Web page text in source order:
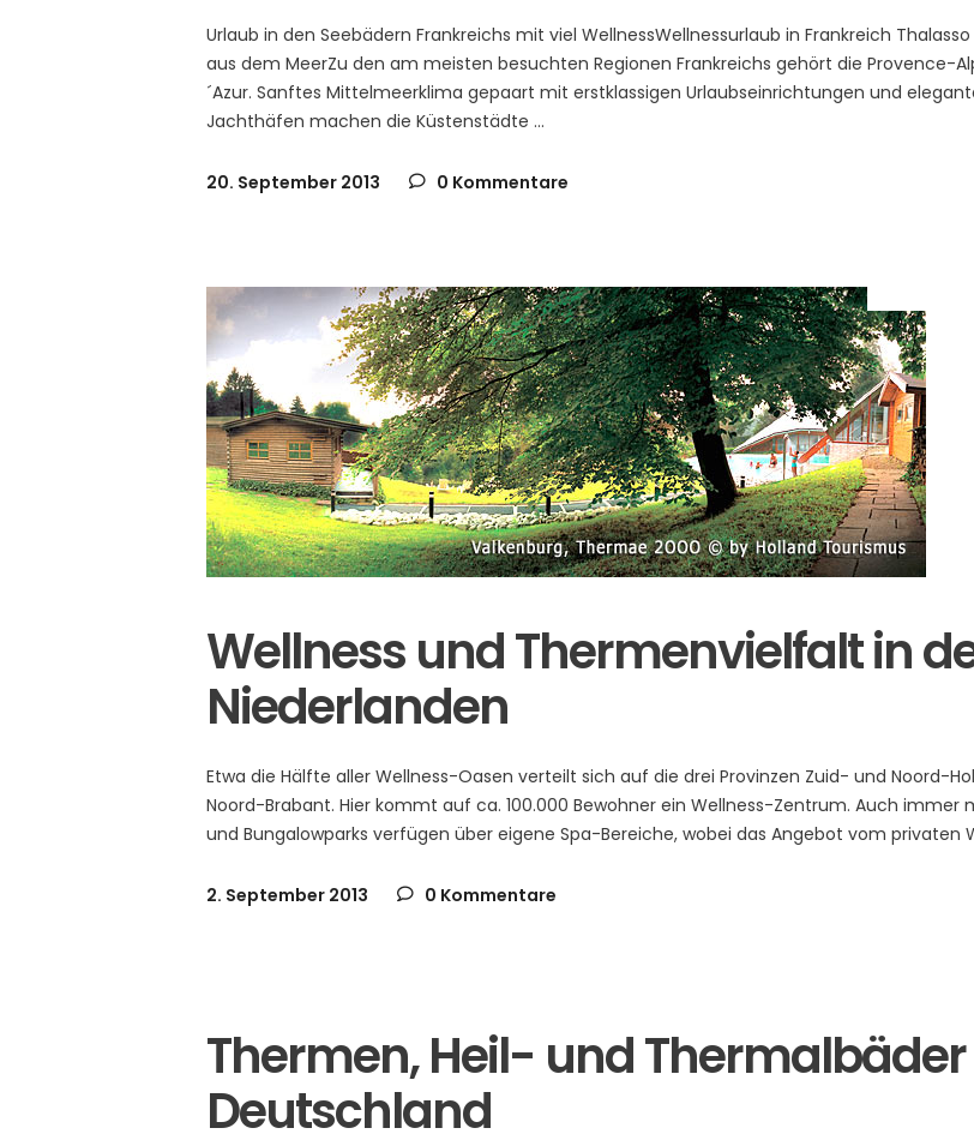
Urlaub in den Seebädern Frankreichs mit viel WellnessWellnessurlaub in Frankreich
aus dem MeerZu den am meisten besuchten Regionen Frankreichs gehört die Provence-
´Azur. Sanftes Mittelmeerklima gepaart mit erstklassigen Urlaubseinrichtungen und
Jachthäfen machen die Küstenstädte
20. September 2013 0 Kommentare
Wellness und Thermenvielfalt in
Niederlanden
Etwa die Hälfte aller Wellness-Oasen verteilt sich auf die drei Provinzen Zuid- und Noord-
Noord-Brabant. Hier kommt auf ca. 100.000 Bewohner ein Wellness-Zentrum. Auch immer
und Bungalowparks verfügen über eigene Spa-Bereiche, wobei das Angebot vom privaten
2. September 2013 0 Kommentare
Thermen, Heil- und
Deutschland